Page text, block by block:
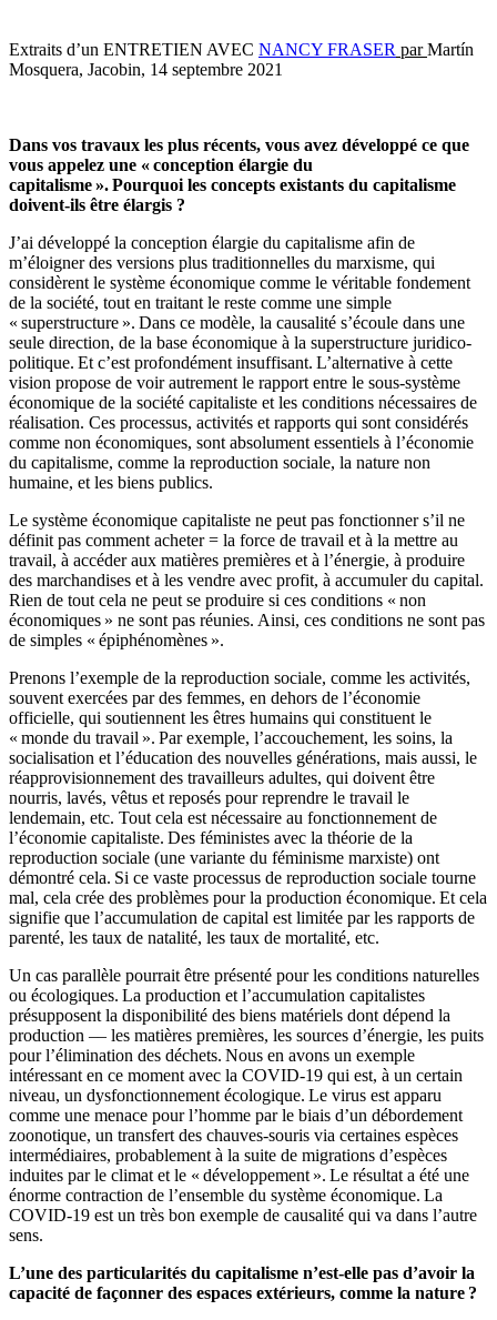
Extraits d’un ENTRETIEN AVEC NANCY FRASER parMartín
Mosquera, Jacobin, 14 septembre 2021
Dans vos travaux les plus récents, vous avez développé ce que
vous appelez une « conception élargie du
capitalisme ». Pourquoi les concepts existants du capitalisme
doivent-ils être élargis ?
J’ai développé la conception élargie du capitalisme afin de
m’éloigner des versions plus traditionnelles du marxisme, qui
considèrent le système économique comme le véritable fondement
de la société, tout en traitant le reste comme une simple
« superstructure ». Dans ce modèle, la causalité s’écoule dans une
seule direction, de la base économique à la superstructure juridico-
politique. Et c’est profondément insuffisant. L’alternative à cette
vision propose de voir autrement le rapport entre le sous-système
économique de la société capitaliste et les conditions nécessaires de
réalisation. Ces processus, activités et rapports qui sont considérés
comme non économiques, sont absolument essentiels à l’économie
du capitalisme, comme la reproduction sociale, la nature non
humaine, et les biens publics.
Le système économique capitaliste ne peut pas fonctionner s’il ne
définit pas comment acheter = la force de travail et à la mettre au
travail, à accéder aux matières premières et à l’énergie, à produire
des marchandises et à les vendre avec profit, à accumuler du capital.
Rien de tout cela ne peut se produire si ces conditions « non
économiques » ne sont pas réunies. Ainsi, ces conditions ne sont pas
de simples « épiphénomènes ».
Prenons l’exemple de la reproduction sociale, comme les activités,
souvent exercées par des femmes, en dehors de l’économie
officielle, qui soutiennent les êtres humains qui constituent le
« monde du travail ». Par exemple, l’accouchement, les soins, la
socialisation et l’éducation des nouvelles générations, mais aussi, le
réapprovisionnement des travailleurs adultes, qui doivent être
nourris, lavés, vêtus et reposés pour reprendre le travail le
lendemain, etc. Tout cela est nécessaire au fonctionnement de
l’économie capitaliste. Des féministes avec la théorie de la
reproduction sociale (une variante du féminisme marxiste) ont
démontré cela. Si ce vaste processus de reproduction sociale tourne
mal, cela crée des problèmes pour la production économique. Et cela
signifie que l’accumulation de capital est limitée par les rapports de
parenté, les taux de natalité, les taux de mortalité, etc.
Un cas parallèle pourrait être présenté pour les conditions naturelles
ou écologiques. La production et l’accumulation capitalistes
présupposent la disponibilité des biens matériels dont dépend la
production –– les matières premières, les sources d’énergie, les puits
pour l’élimination des déchets. Nous en avons un exemple
intéressant en ce moment avec la COVID-19 qui est, à un certain
niveau, un dysfonctionnement écologique. Le virus est apparu
comme une menace pour l’homme par le biais d’un débordement
zoonotique, un transfert des chauves-souris via certaines espèces
intermédiaires, probablement à la suite de migrations d’espèces
induites par le climat et le « développement ». Le résultat a été une
énorme contraction de l’ensemble du système économique. La
COVID-19 est un très bon exemple de causalité qui va dans l’autre
sens.
L’une des particularités du capitalisme n’est-elle pas d’avoir la
capacité de façonner des espaces extérieurs, comme la nature ?